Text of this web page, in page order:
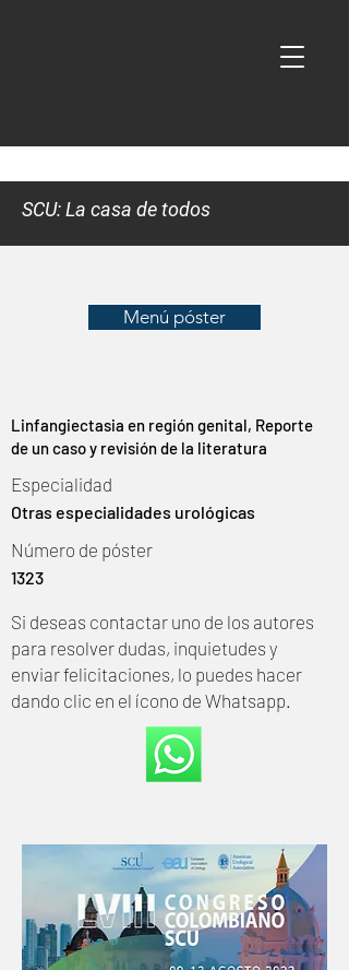
SCU: La casa de todos
Menú póster
Linfangiectasia en región genital, Reporte
de un caso y revisión de la literatura
Especialidad
Otras especialidades urológicas
Número de póster
1323
Si deseas contactar uno de los autores
para resolver dudas, inquietudes y
enviar felicitaciones, lo puedes hacer
dando clic en el ícono de Whatsapp.